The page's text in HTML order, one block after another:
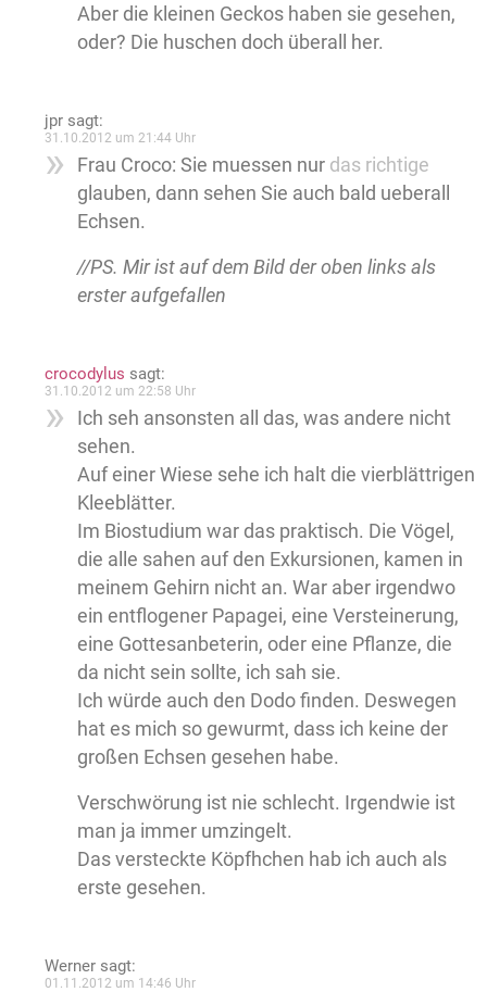
Aber die kleinen Geckos haben sie gesehen,
oder? Die huschen doch überall her.
jpr sagt:
31.10.2012 um 21:44 Uhr
Frau Croco: Sie muessen nur das richtige
glauben, dann sehen Sie auch bald ueberall
Echsen.
//PS. Mir ist auf dem Bild der oben links als
erster aufgefallen
crocodylus sagt:
31.10.2012 um 22:58 Uhr
Ich seh ansonsten all das, was andere nicht
sehen.
Auf einer Wiese sehe ich halt die vierblättrigen
Kleeblätter.
Im Biostudium war das praktisch. Die Vögel,
die alle sahen auf den Exkursionen, kamen in
meinem Gehirn nicht an. War aber irgendwo
ein entflogener Papagei, eine Versteinerung,
eine Gottesanbeterin, oder eine Pflanze, die
da nicht sein sollte, ich sah sie.
Ich würde auch den Dodo finden. Deswegen
hat es mich so gewurmt, dass ich keine der
großen Echsen gesehen habe.
Verschwörung ist nie schlecht. Irgendwie ist
man ja immer umzingelt.
Das versteckte Köpfhchen hab ich auch als
erste gesehen.
Werner sagt:
01.11.2012 um 14:46 Uhr